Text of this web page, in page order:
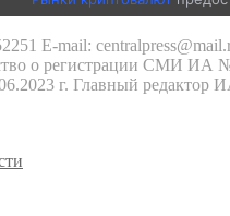
E-mail:
о регистрации СМИ ИА
г. Главный редактор